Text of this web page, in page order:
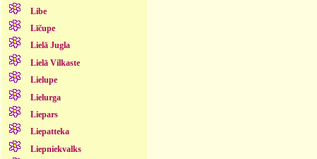
Libe
Līčupe
Lielā Jugla
Lielā Vilkaste
Lielupe
Lielurga
Liepars
Liepatteka
Liepniekvalks